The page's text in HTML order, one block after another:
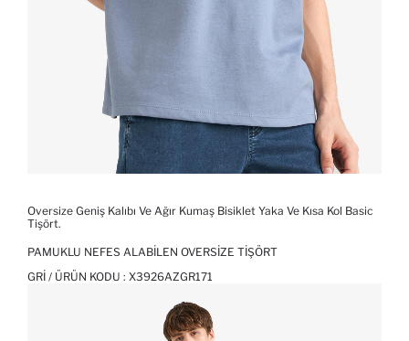
Oversize Geniş Kalıbı Ve Ağır Kumaş Bisiklet Yaka Ve Kısa Kol Basic
Tişört.
PAMUKLU NEFES ALABILEN OVERSIZE TIŞÖRT
GRI / ÜRÜN KODU : X3926AZGR171